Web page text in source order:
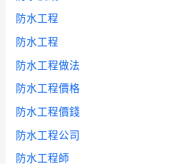
防水工程
防水工程
防水工程做法
防水工程價格
防水工程價錢
防水工程公司
防水工程師